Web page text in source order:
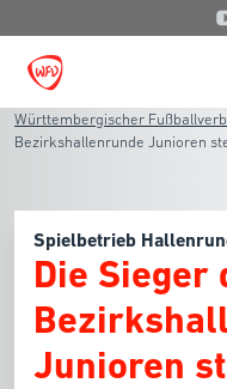
Württembergischer
Bezirkshallenrunde Junioren
Spielbetrieb
Die Sieger
Junioren